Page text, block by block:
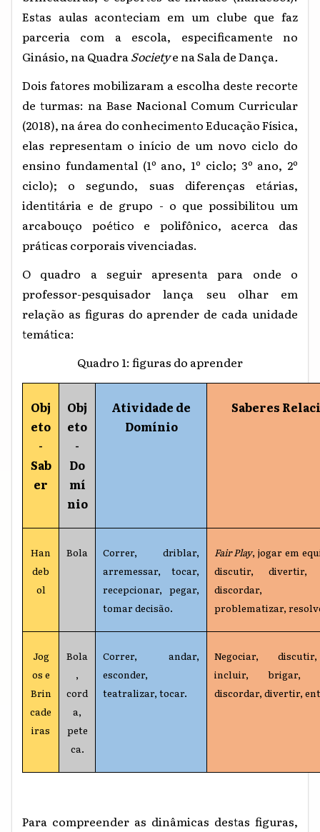
Estas aulas aconteciam em um clube que faz
parceria com a escola, especificamente no
Ginásio, na QuadraSocietye na Sala de Dança.
Dois fatores mobilizaram a escolha deste recorte
de turmas: na Base Nacional Comum Curricular
(2018), na área do conhecimento Educação Física,
elas representam o início de um novo ciclo do
ensino fundamental (1º ano, 1º ciclo; 3º ano, 2º
ciclo); o segundo, suas diferenças etárias,
identitária e de grupo - o que possibilitou um
arcabouço poético e polifônico, acerca das
práticas corporais vivenciadas.
O quadro a seguir apresenta para onde o
professor-pesquisador lança seu olhar em
relação as figuras do aprender de cada unidade
temática:
Quadro 1: figuras do aprender
Obj
eto
-
Sab
er
Obj
eto
-
Do
mí
nio
Atividade de
Domínio
Saberes
Han
deb
ol
Bola
Correr, driblar,
arremessar, tocar,
recepcionar, pegar,
tomar decisão.
Fair Play, jogar em
discutir, divertir,
discordar,
problematizar,
Jog
os e
Brin
cade
iras
Bola
,
cord
a,
pete
ca.
Correr, andar,
esconder,
teatralizar, tocar.
Negociar,
incluir, brigar,
discordar, divertir,
Para compreender as dinâmicas destas figuras,